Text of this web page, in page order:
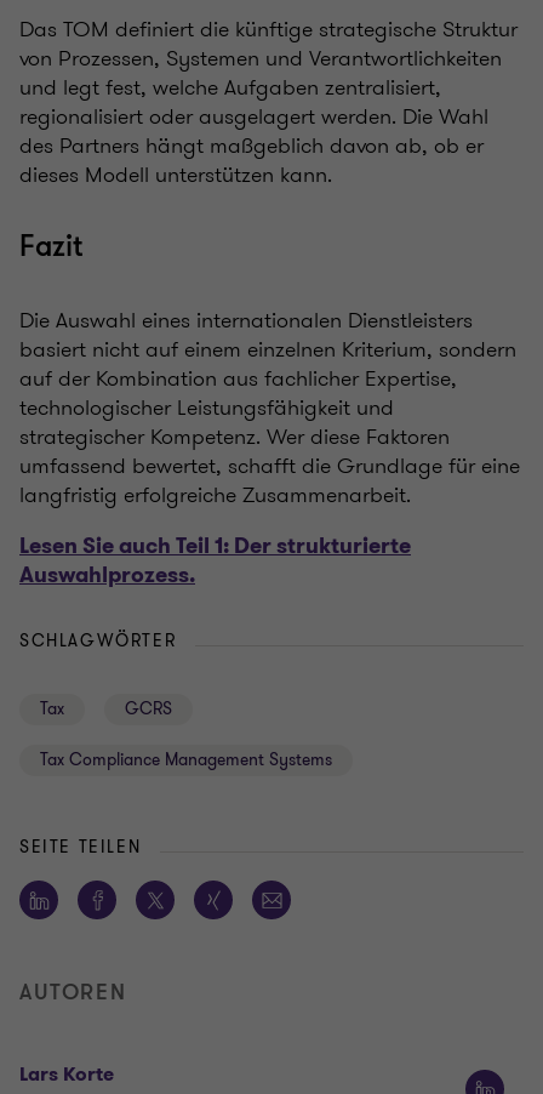
Das TOM definiert die künftige strategische Struktur
von Prozessen, Systemen und Verantwortlichkeiten
und legt fest, welche Aufgaben zentralisiert,
regionalisiert oder ausgelagert werden. Die Wahl
des Partners hängt maßgeblich davon ab, ob er
dieses Modell unterstützen kann.
Fazit
Die Auswahl eines internationalen Dienstleisters
basiert nicht auf einem einzelnen Kriterium, sondern
auf der Kombination aus fachlicher Expertise,
technologischer Leistungsfähigkeit und
strategischer Kompetenz. Wer diese Faktoren
umfassend bewertet, schafft die Grundlage für eine
langfristig erfolgreiche Zusammenarbeit.
Lesen Sie auch Teil 1: Der strukturierte
Auswahlprozess.
SCHLAGWÖRTER
Tax GCRS
Tax Compliance Management Systems
SEITE TEILEN
AUTOREN
Lars Korte